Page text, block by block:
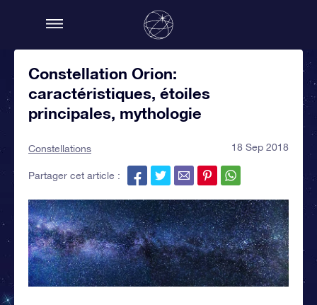
Constellation Orion:
caractéristiques, étoiles
principales, mythologie
Constellations 18 Sep 2018
Partager cet article :